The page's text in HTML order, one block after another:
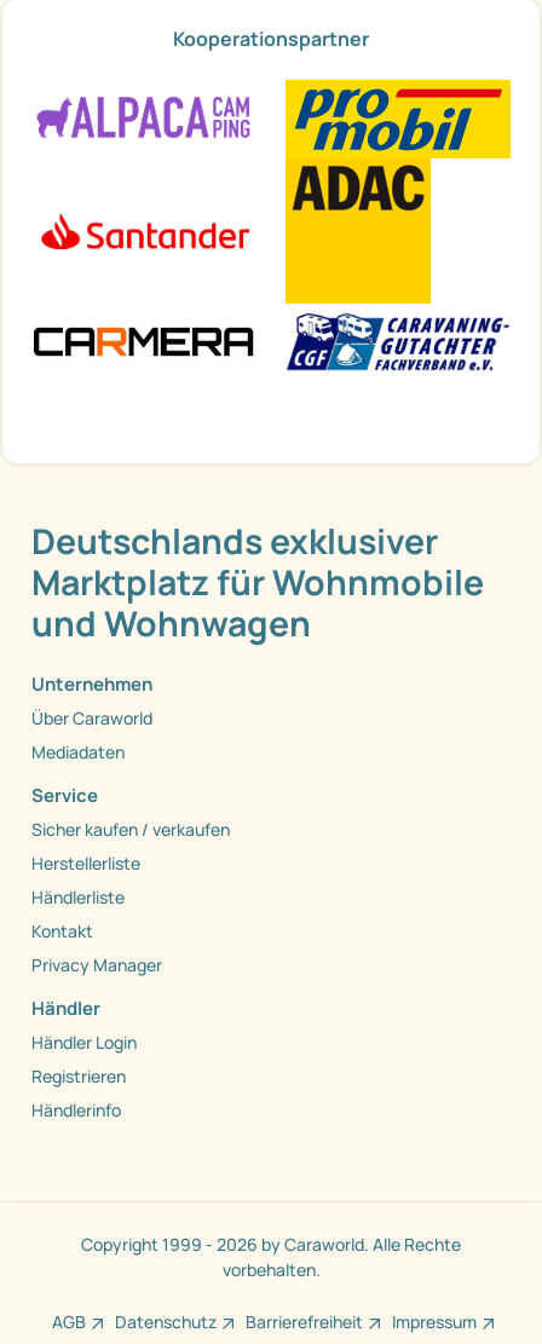
Kooperationspartner
Deutschlands exklusiver
Marktplatz für Wohnmobile
und Wohnwagen
Unternehmen
Über Caraworld
Mediadaten
Service
Sicher kaufen / verkaufen
Herstellerliste
Händlerliste
Kontakt
Privacy Manager
Händler
Händler Login
Registrieren
Händlerinfo
Copyright 1999 - 2026 by Caraworld. Alle Rechte
vorbehalten.
AGB Datenschutz Barrierefreiheit Impressum